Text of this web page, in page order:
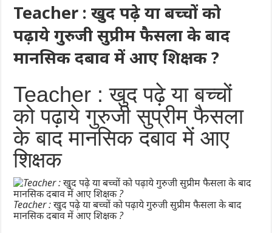
Teacher : खुद पढ़े या बच्चों को
पढ़ाये गुरुजी सुप्रीम फैसला के बाद
मानसिक दबाव में आए शिक्षक ?
Teacher : खुद पढ़े या बच्चों
को पढ़ाये गुरुजी सुप्रीम फैसला
के बाद मानसिक दबाव में आए
शिक्षक
Teacher : खुद पढ़े या बच्चों को पढ़ाये गुरुजी सुप्रीम फैसला के बाद
मानसिक दबाव में आए शिक्षक ?